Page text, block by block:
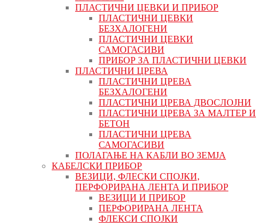
ПЛАСТИЧНИ ЦЕВКИ И ПРИБОР
ПЛАСТИЧНИ ЦЕВКИ
БЕЗХАЛОГЕНИ
ПЛАСТИЧНИ ЦЕВКИ
САМОГАСИВИ
ПРИБОР ЗА ПЛАСТИЧНИ ЦЕВКИ
ПЛАСТИЧНИ ЦРЕВА
ПЛАСТИЧНИ ЦРЕВА
БЕЗХАЛОГЕНИ
ПЛАСТИЧНИ ЦРЕВА ДВОСЛОЈНИ
ПЛАСТИЧНИ ЦРЕВА ЗА МАЛТЕР И
БЕТОН
ПЛАСТИЧНИ ЦРЕВА
САМОГАСИВИ
ПОЛАГАЊЕ НА КАБЛИ ВО ЗЕМЈА
КАБЕЛСКИ ПРИБОР
ВЕЗИЦИ, ФЛЕСКИ СПОЈКИ,
ПЕРФОРИРАНА ЛЕНТА И ПРИБОР
ВЕЗИЦИ И ПРИБОР
ПЕРФОРИРАНА ЛЕНТА
ФЛЕКСИ СПОЈКИ